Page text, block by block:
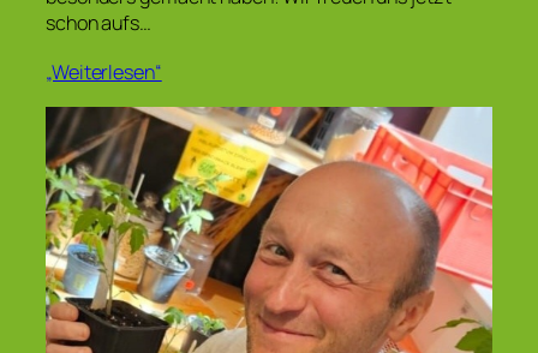
schon aufs…
„Weiterlesen“